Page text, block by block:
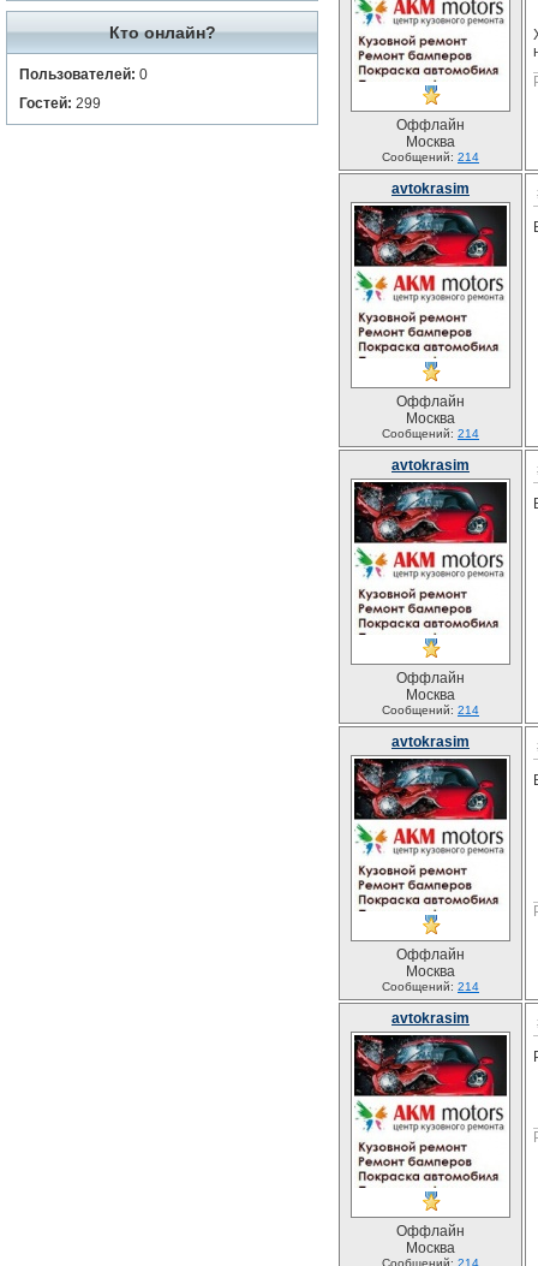
Кто онлайн?
Пользователей: 0
Гостей: 299
Оффлайн
Москва
Сообщений: 214
avtokrasim
Оффлайн
Москва
Сообщений: 214
avtokrasim
Оффлайн
Москва
Сообщений: 214
avtokrasim
Оффлайн
Москва
Сообщений: 214
avtokrasim
Оффлайн
Москва
Сообщений: 214